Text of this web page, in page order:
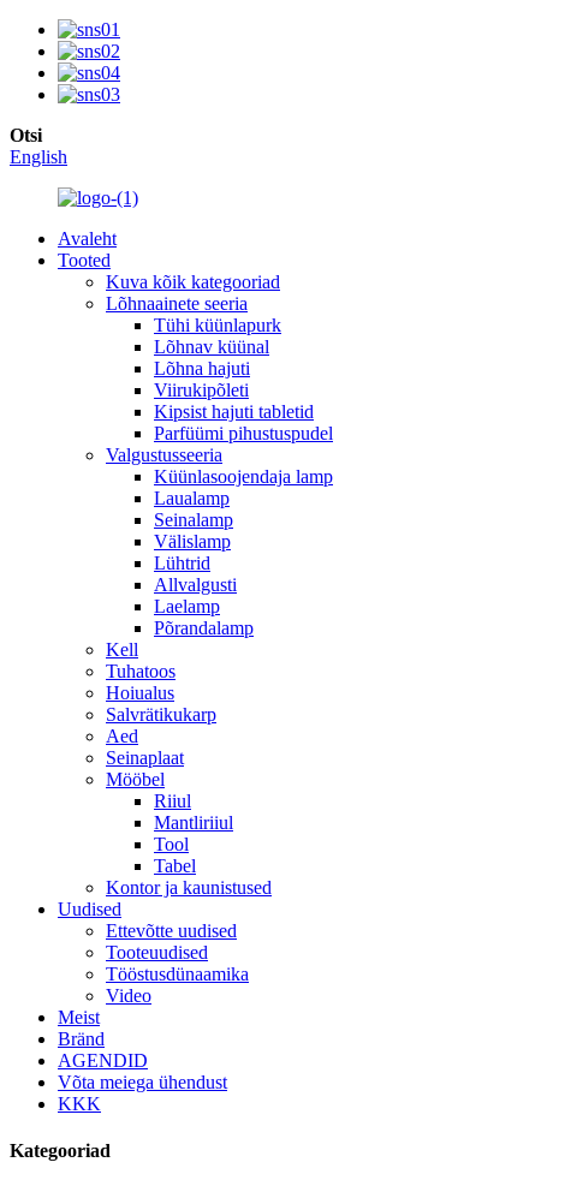
Otsi
English
Avaleht
Tooted
Kuva kõik kategooriad
Lõhnaainete seeria
Tühi küünlapurk
Lõhnav küünal
Lõhna hajuti
Viirukipõleti
Kipsist hajuti tabletid
Parfüümi pihustuspudel
Valgustusseeria
Küünlasoojendaja lamp
Laualamp
Seinalamp
Välislamp
Lühtrid
Allvalgusti
Laelamp
Põrandalamp
Kell
Tuhatoos
Hoiualus
Salvrätikukarp
Aed
Seinaplaat
Mööbel
Riiul
Mantliriiul
Tool
Tabel
Kontor ja kaunistused
Uudised
Ettevõtte uudised
Tooteuudised
Tööstusdünaamika
Video
Meist
Bränd
AGENDID
Võta meiega ühendust
KKK
Kategooriad